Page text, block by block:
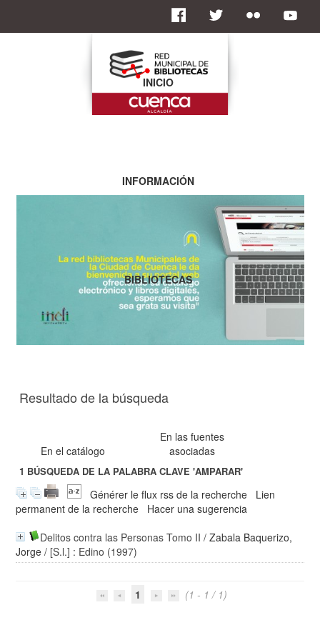
Resultado de la búsqueda
En el catálogo
En las fuentes
asociadas
1 BÚSQUEDA DE LA PALABRA CLAVE'AMPARAR'
Générer le flux rss de la recherche
Lien
permanent de la recherche
Hacer una sugerencia
Delitos contra las Personas Tomo II /Zabala Baquerizo,
Jorge / [S.l.] : Edino (1997)
1 (1 - 1 / 1)
INICIO
INFORMACIÓN
BIBLIOTECAS